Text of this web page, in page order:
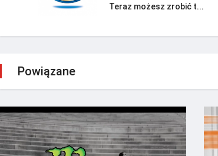
Teraz możesz zrobić t...
Powiązane